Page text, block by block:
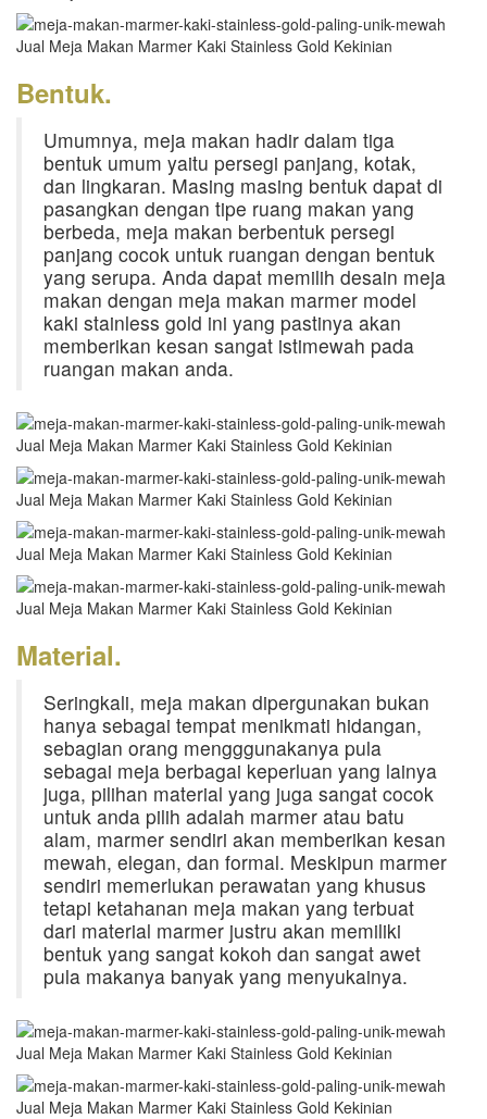
Bentuk.
Umumnya, meja makan hadir dalam tiga
bentuk umum yaitu persegi panjang, kotak,
dan lingkaran. Masing masing bentuk dapat di
pasangkan dengan tipe ruang makan yang
berbeda, meja makan berbentuk persegi
panjang cocok untuk ruangan dengan bentuk
yang serupa. Anda dapat memilih desain meja
makan dengan meja makan marmer model
kaki stainless gold ini yang pastinya akan
memberikan kesan sangat istimewah pada
ruangan makan anda.
Material.
Seringkali, meja makan dipergunakan bukan
hanya sebagai tempat menikmati hidangan,
sebagian orang mengggunakanya pula
sebagai meja berbagai keperluan yang lainya
juga, pilihan material yang juga sangat cocok
untuk anda pilih adalah marmer atau batu
alam, marmer sendiri akan memberikan kesan
mewah, elegan, dan formal. Meskipun marmer
sendiri memerlukan perawatan yang khusus
tetapi ketahanan meja makan yang terbuat
dari material marmer justru akan memiliki
bentuk yang sangat kokoh dan sangat awet
pula makanya banyak yang menyukainya.